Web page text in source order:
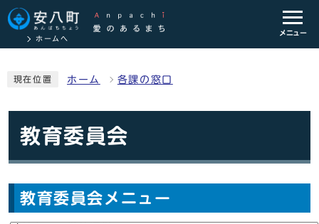
ホームへ
メニュー
現在位置 ホーム 各課の窓口
教育委員会
教育委員会メニュー